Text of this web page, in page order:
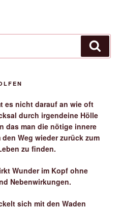
es nicht darauf an wie oft
durch irgendeine Hölle
das man die nötige innere
Weg wieder zurück zum
zu finden.
Wunder im Kopf ohne
Nebenwirkungen.
sich mit den Waden